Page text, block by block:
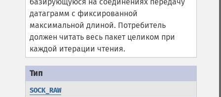
датаграмм с фиксированной
максимальной длиной. Потребитель
должен читать весь пакет целиком при
каждой итерации чтения.
SOCK_RAW